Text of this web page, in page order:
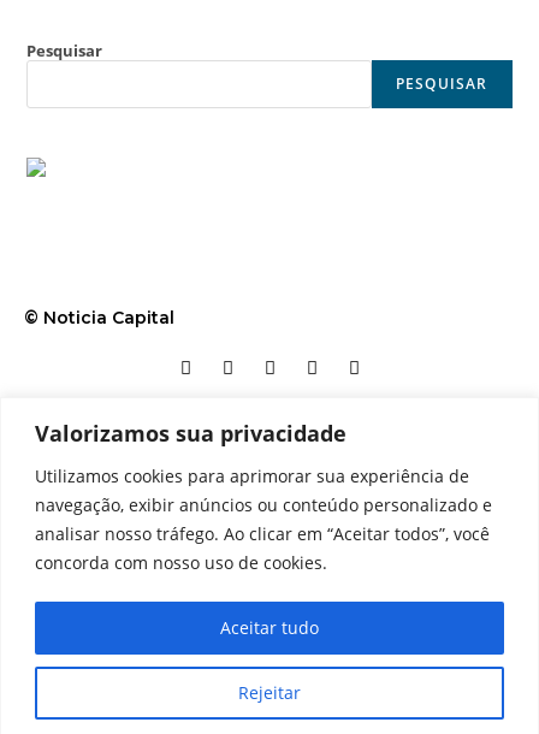
Valorizamos sua privacidade
Utilizamos cookies para aprimorar sua experiência de
navegação, exibir anúncios ou conteúdo personalizado e
analisar nosso tráfego. Ao clicar em “Aceitar todos”, você
concorda com nosso uso de cookies.
Rejeitar
Aceitar tudo
Pesquisar
PESQUISAR
© Noticia Capital
Contato Home Aviso legal Configurações de cookies
Equipe Perfil Política de cookies Serviços